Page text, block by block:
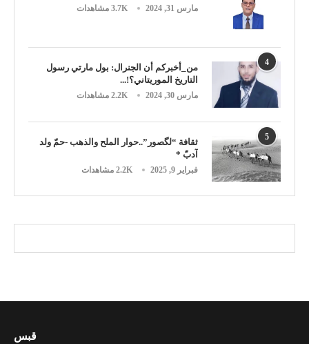
مارس 31, 2024 3.7K مشاهدات
4
من_أخبركم أن الجنرال: بول مارتي رسول
التاريخ الموريتاني؟!...
مارس 30, 2024 2.2K مشاهدات
5
ثقافة “لگصور”..حوار الملح والذهب -حمّ ولد
آدبّ *
فبراير 9, 2025 2.2K مشاهدات
قبس